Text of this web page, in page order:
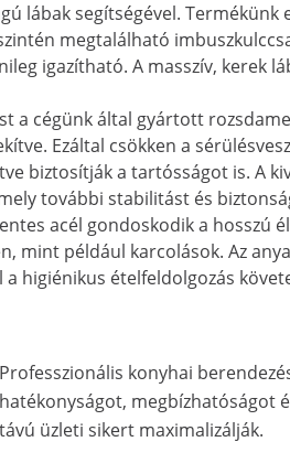
lábak segítségével. Termékünk
megtalálható
igazítható. A masszív, kerek
a cégünk által gyártott
Ezáltal csökken a
biztosítják a tartósságot is. A
további stabilitást és
acél gondoskodik a hosszú
mint például karcolások. Az
higiénikus ételfeldolgozás
Professzionális konyhai
hatékonyságot, megbízhatóságot
távú üzleti sikert maximalizálják.